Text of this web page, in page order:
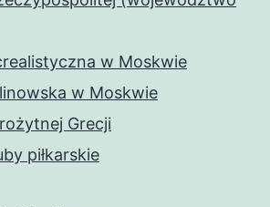
w Moskwie
w Moskwie
Grecji
piłkarskie